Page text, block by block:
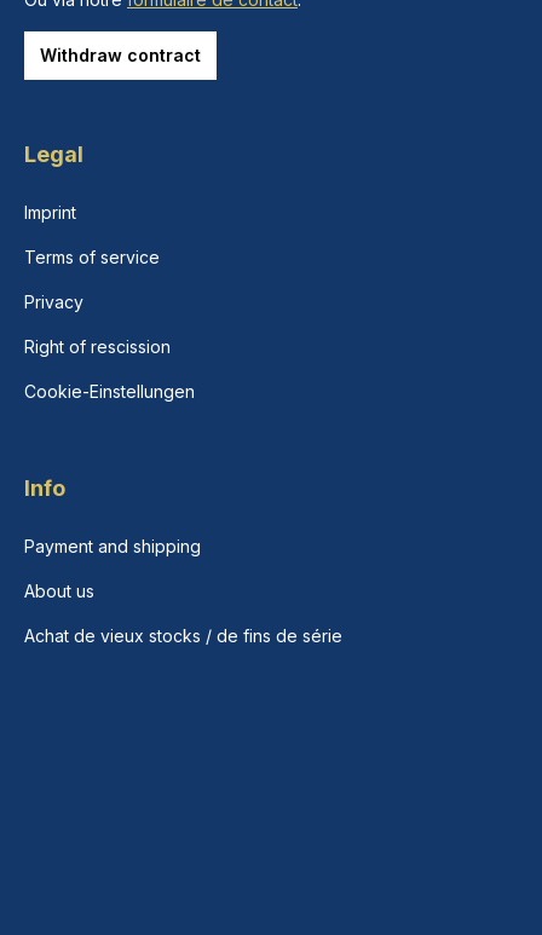
Withdraw contract
Legal
Imprint
Terms of service
Privacy
Right of rescission
Cookie-Einstellungen
Info
Payment and shipping
About us
Achat de vieux stocks / de fins de série